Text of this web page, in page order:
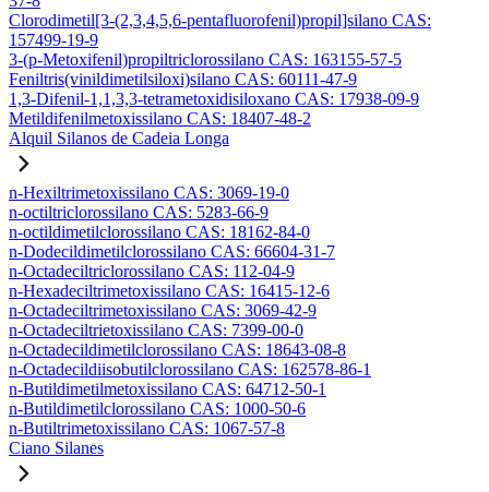
Clorodimetil[3-(2,3,4,5,6-pentafluorofenil)propil]silano CAS:
157499-19-9
3-(p-Metoxifenil)propiltriclorossilano CAS: 163155-57-5
Feniltris(vinildimetilsiloxi)silano CAS: 60111-47-9
1,3-Difenil-1,1,3,3-tetrametoxidisiloxano CAS: 17938-09-9
Metildifenilmetoxissilano CAS: 18407-48-2
Alquil Silanos de Cadeia Longa
n-Hexiltrimetoxissilano CAS: 3069-19-0
n-octiltriclorossilano CAS: 5283-66-9
n-octildimetilclorossilano CAS: 18162-84-0
n-Dodecildimetilclorossilano CAS: 66604-31-7
n-Octadeciltriclorossilano CAS: 112-04-9
n-Hexadeciltrimetoxissilano CAS: 16415-12-6
n-Octadeciltrimetoxissilano CAS: 3069-42-9
n-Octadeciltrietoxissilano CAS: 7399-00-0
n-Octadecildimetilclorossilano CAS: 18643-08-8
n-Octadecildiisobutilclorossilano CAS: 162578-86-1
n-Butildimetilmetoxissilano CAS: 64712-50-1
n-Butildimetilclorossilano CAS: 1000-50-6
n-Butiltrimetoxissilano CAS: 1067-57-8
Ciano Silanes